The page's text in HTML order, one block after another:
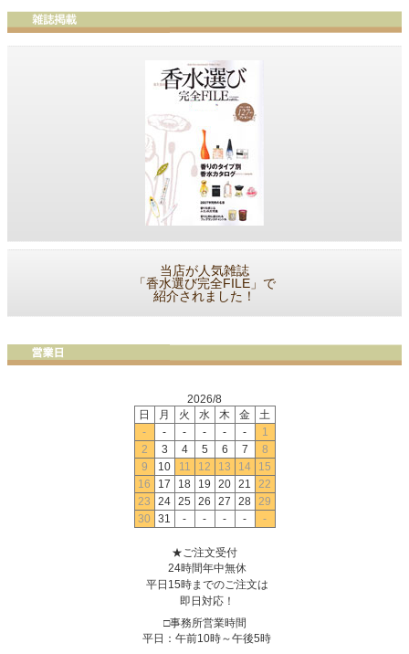
当店が人気雑誌
「香水選び完全FILE」で
紹介されました！
2026/8
日
月 火 水 木 金
土
-
- - - - -
1
2
3 4 5 6 7
8
9
10 11 12 13 14
15
16
17 18 19 20 21
22
23
24 25 26 27 28 29
30
31 - - - - -
★ご注文受付
24時間年中無休
平日15時までのご注文は
即日対応！
□事務所営業時間
平日：午前10時～午後5時